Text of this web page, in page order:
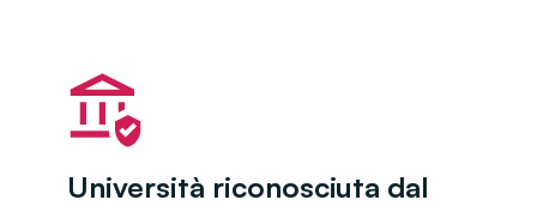
Università riconosciuta dal